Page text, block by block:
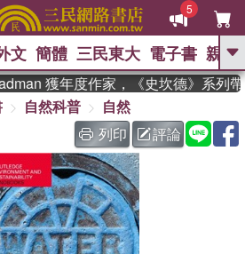
5
GO
熱搜： 東野圭吾 、
The Odyssey 、 父親節 、 如果歷
史是一群喵 、 暑期推薦 、 國際布克
獎 臺灣漫遊錄 、 方念華
登輝時代 、 數學女孩：黎曼猜想
偉大的迷走神經
文 簡體 三民東大 電子書 親子
獲年度作家，《史坎德》系列帶
自然科普
自然
列印
評論